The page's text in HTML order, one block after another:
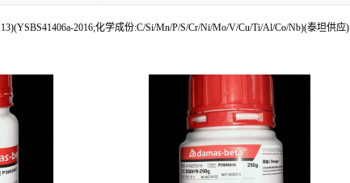
2016;化学成份:C/Si/Mn/P/S/Cr/Ni/Mo/V/Cu/Ti/Al/Co/Nb)(泰坦供应)